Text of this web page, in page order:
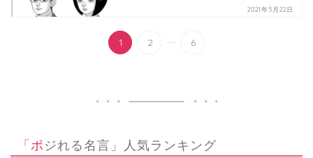
2021年5月22日
1 2 ... 6
「ポジれる名言」人気ランキング